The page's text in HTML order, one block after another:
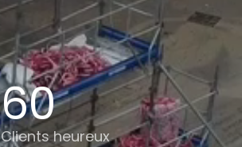
60
Clients heureux